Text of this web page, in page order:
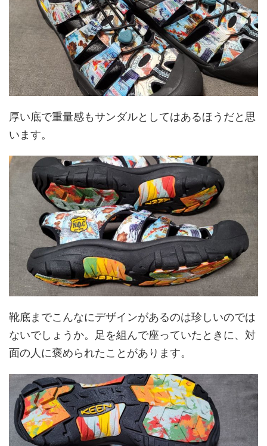
厚い底で重量感もサンダルとしてはあるほうだと思
います。
靴底までこんなにデザインがあるのは珍しいのでは
ないでしょうか。足を組んで座っていたときに、対
面の人に褒められたことがあります。